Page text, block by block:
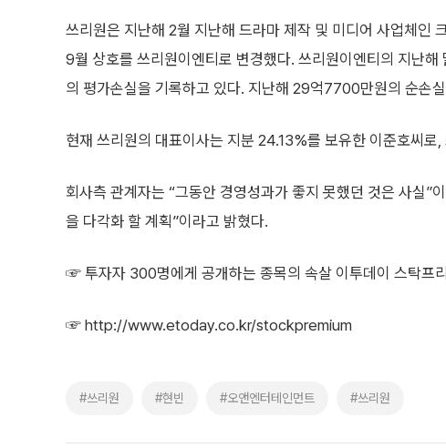
쓰리원은 지난해 2월 지난해 드라마 제작 및 미디어 사업체
9월 상호를 쓰리원이엔티로 변경했다. 쓰리원이엔티의 지난
의 평가손실을 기록하고 있다. 지난해 29억7700만원의 순손
현재 쓰리원의 대표이사는 지분 24.13%를 보유한 이준호씨
회사측 관계자는 “그동안 경영성과가 좋지 못했던 것은 사실”
을 다각화 할 계획”이라고 밝혔다.
☞ 투자자 300명에게 공개하는 종목의 속살 이투데이 스탁프
☞ http://www.etoday.co.kr/stockpremium
#쓰리원 #현빈 #오앤엔터테인먼트 #쓰리원